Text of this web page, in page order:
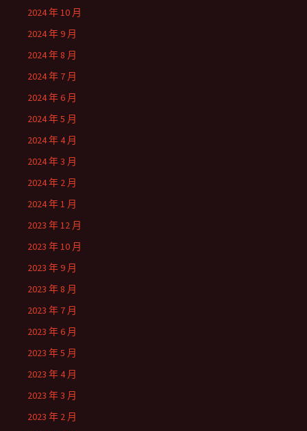
2024 年 10 月
2024 年 9 月
2024 年 8 月
2024 年 7 月
2024 年 6 月
2024 年 5 月
2024 年 4 月
2024 年 3 月
2024 年 2 月
2024 年 1 月
2023 年 12 月
2023 年 10 月
2023 年 9 月
2023 年 8 月
2023 年 7 月
2023 年 6 月
2023 年 5 月
2023 年 4 月
2023 年 3 月
2023 年 2 月